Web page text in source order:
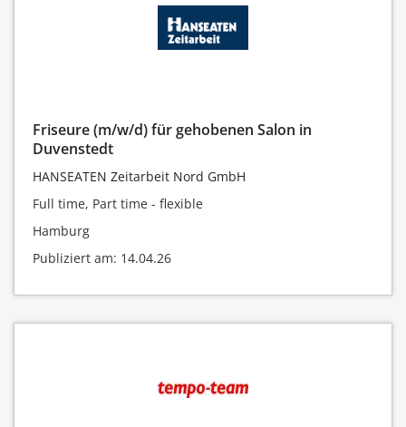
Friseure (m/w/d) für gehobenen Salon in
Duvenstedt
HANSEATEN Zeitarbeit Nord GmbH
Full time, Part time - flexible
Hamburg
Publiziert am: 14.04.26